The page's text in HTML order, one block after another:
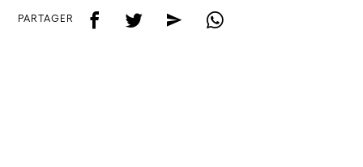
PARTAGER f t e w